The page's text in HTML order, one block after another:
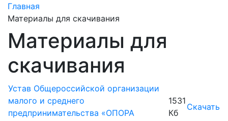
Главная
Материалы для скачивания
Материалы для
скачивания
Устав Общероссийской организации
малого и среднего
предпринимательства «ОПОРА
1531
Кб
Скачать